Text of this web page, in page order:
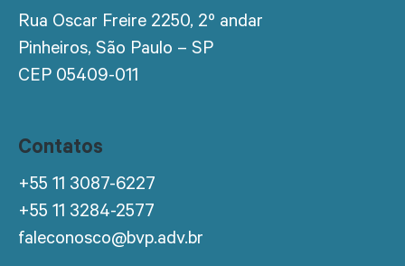
Rua Oscar Freire 2250, 2º andar
Pinheiros, São Paulo – SP
CEP 05409-011
Contatos
+55 11 3087-6227
+55 11 3284-2577
faleconosco@bvp.adv.br